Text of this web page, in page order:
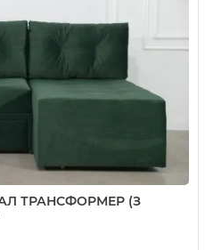
ТРАНСФОРМЕР (З